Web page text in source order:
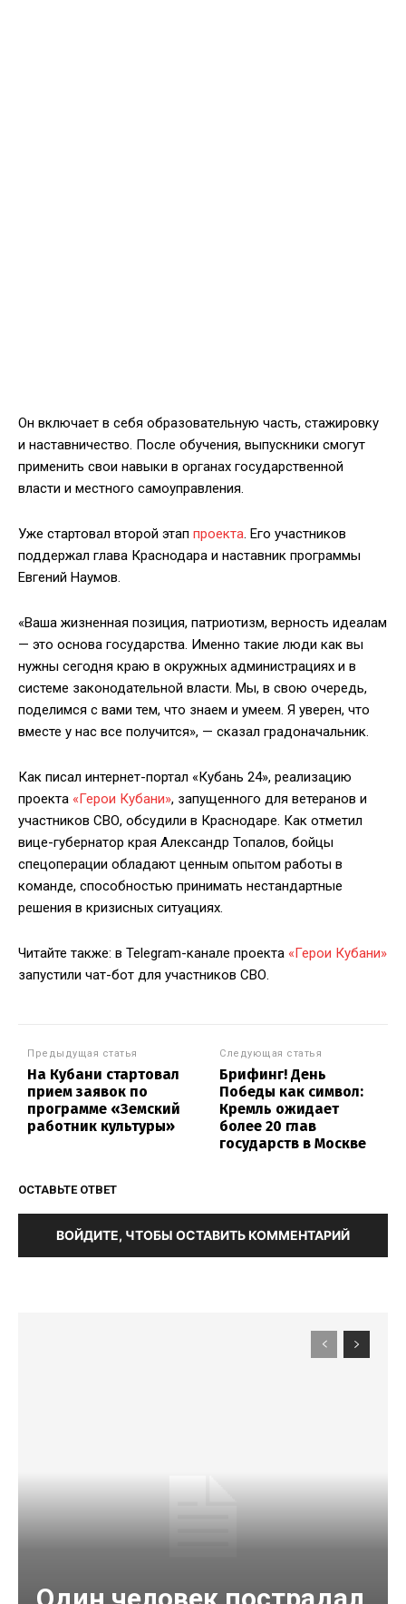
Он включает в себя образовательную часть, стажировку
и наставничество. После обучения, выпускники смогут
применить свои навыки в органах государственной
власти и местного самоуправления.
Уже стартовал второй этап проекта. Его участников
поддержал глава Краснодара и наставник программы
Евгений Наумов.
«Ваша жизненная позиция, патриотизм, верность идеалам
— это основа государства. Именно такие люди как вы
нужны сегодня краю в окружных администрациях и в
системе законодательной власти. Мы, в свою очередь,
поделимся с вами тем, что знаем и умеем. Я уверен, что
вместе у нас все получится», — сказал градоначальник.
Как писал интернет-портал «Кубань 24», реализацию
проекта «Герои Кубани», запущенного для ветеранов и
участников СВО, обсудили в Краснодаре. Как отметил
вице-губернатор края Александр Топалов, бойцы
спецоперации обладают ценным опытом работы в
команде, способностью принимать нестандартные
решения в кризисных ситуациях.
Читайте также: в Telegram-канале проекта «Герои Кубани»
запустили чат-бот для участников СВО.
Предыдущая статья
На Кубани стартовал
прием заявок по
программе «Земский
работник культуры»
Следующая статья
Брифинг! День
Победы как символ:
Кремль ожидает
более 20 глав
государств в Москве
ОСТАВЬТЕ ОТВЕТ
ВОЙДИТЕ, ЧТОБЫ ОСТАВИТЬ КОММЕНТАРИЙ